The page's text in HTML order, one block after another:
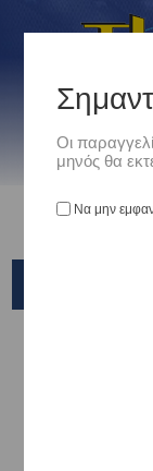
ΠΑΡΑΜΑΛΑ -
Οι
μηνός θα
Να μην